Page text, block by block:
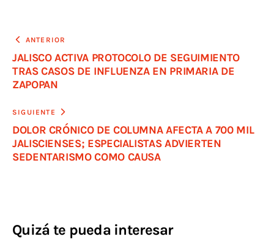
ANTERIOR
JALISCO ACTIVA PROTOCOLO DE SEGUIMIENTO
TRAS CASOS DE INFLUENZA EN PRIMARIA DE
ZAPOPAN
SIGUIENTE
DOLOR CRÓNICO DE COLUMNA AFECTA A 700 MIL
JALISCIENSES; ESPECIALISTAS ADVIERTEN
SEDENTARISMO COMO CAUSA
Quizá te pueda interesar